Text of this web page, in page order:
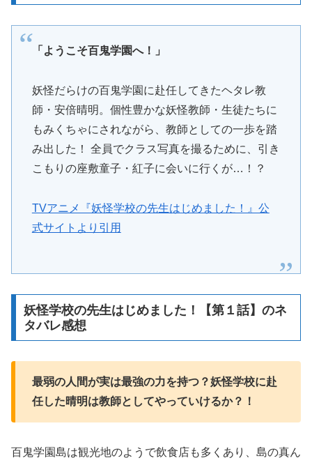
「ようこそ百鬼学園へ！」
妖怪だらけの百鬼学園に赴任してきたヘタレ教
師・安倍晴明。個性豊かな妖怪教師・生徒たちに
もみくちゃにされながら、教師としての一歩を踏
み出した！ 全員でクラス写真を撮るために、引き
こもりの座敷童子・紅子に会いに行くが…！？
TVアニメ『妖怪学校の先生はじめました！』公
式サイトより引用
妖怪学校の先生はじめました！【第１話】のネ
タバレ感想
最弱の人間が実は最強の力を持つ？妖怪学校に赴
任した晴明は教師としてやっていけるか？！
百鬼学園島は観光地のようで飲食店も多くあり、島の真ん